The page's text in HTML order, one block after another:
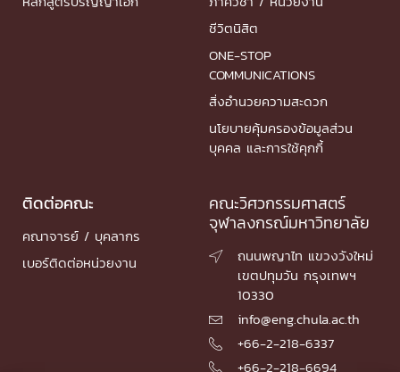
ชีวิตนิสิต
ONE-STOP
COMMUNICATIONS
สิ่งอำนวยความสะดวก
นโยบายคุ้มครองข้อมูลส่วน
บุคคล และการใช้คุกกี้
ติดต่อคณะ
คณาจารย์ / บุคลากร
เบอร์ติดต่อหน่วยงาน
คณะวิศวกรรมศาสตร์
จุฬาลงกรณ์มหาวิทยาลัย

ถนนพญาไท แขวงวังใหม่
เขตปทุมวัน กรุงเทพฯ
10330
 info@eng.chula.ac.th
 +66-2-218-6337
 +66-2-218-6694